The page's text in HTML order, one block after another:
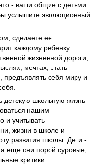
- ваши общие с детьми
услышите эволюционный
сделаете ее
каждому ребенку
жизненной дороги,
мечтах, стать
предъявлять себя миру и
детскую школьную жизнь
нашим
и учитывать
жизни в школе и
развития школы. Дети -
еще они порой суровые,
критики.